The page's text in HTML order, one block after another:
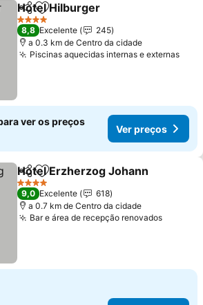
PartilharAdicionar aos favoritos
Hotel Hilburger
4 Estrelas
8,8 Excelente
245
a 0.3 km de Centro da cidade
Piscinas aquecidas internas e externas
ver os preços
Ver preços
PartilharAdicionar aos favoritos
Hotel Erzherzog Johann
4 Estrelas
9,0 Excelente
618
a 0.7 km de Centro da cidade
Bar e área de recepção renovados